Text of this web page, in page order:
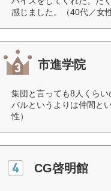
感じました。（40代／女性
市進学院
集団と言っても8人くら
バルというよりは仲間と
性）
CG啓明館